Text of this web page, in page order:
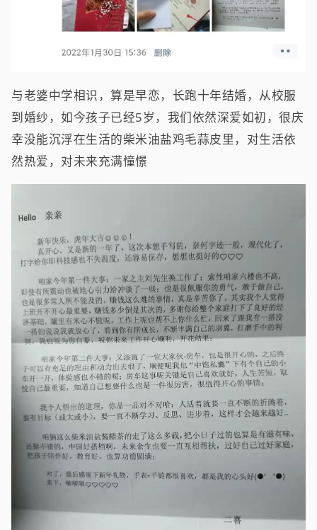
与老婆中学相识，算是早恋，长跑十年结婚，从校服
到婚纱，如今孩子已经5岁，我们依然深爱如初，很庆
幸没能沉浮在生活的柴米油盐鸡毛蒜皮里，对生活依
然热爱，对未来充满憧憬